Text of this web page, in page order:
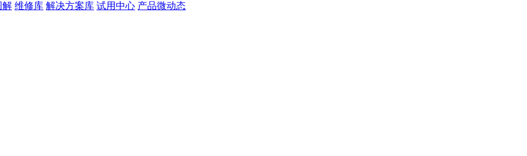
解 维修库 解决方案库 试用中心 产品微动态